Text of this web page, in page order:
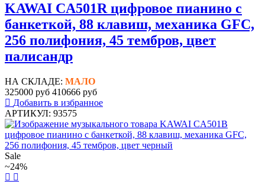
KAWAI CA501R цифровое пианино с
банкеткой, 88 клавиш, механика GFC,
256 полифония, 45 тембров, цвет
палисандр
НА СКЛАДЕ: МАЛО
325000 руб 410666 руб
Добавить в избранное
АРТИКУЛ: 93575
Sale
~24%